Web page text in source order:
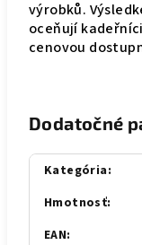
výrobků.
oceňují
cenovou
Dodatočné
Kategória:
Hmotnosť:
EAN: